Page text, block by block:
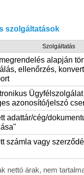
szolgáltatások
Szolgáltatás
alapján
ellenőrzés,
azonosító/jelszó
adattár/cég/
számla vagy
nettó árak, nem